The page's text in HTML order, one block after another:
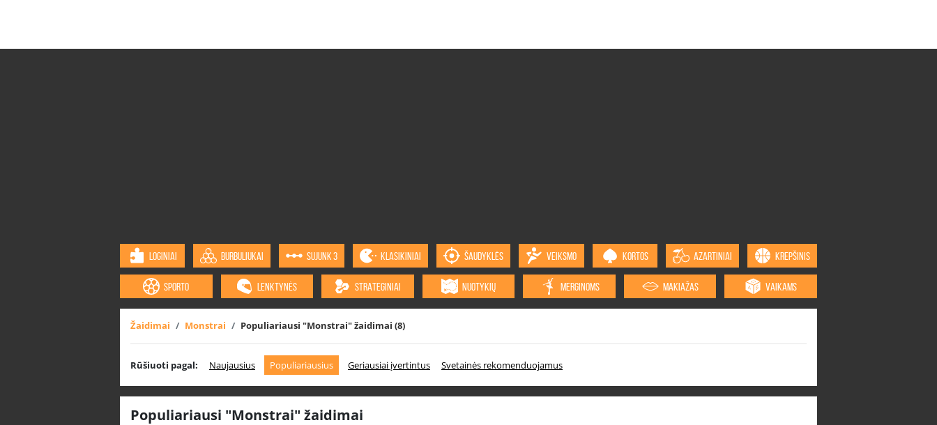
LOGINIAI BURBULIUKAI SUJUNK 3 KLASIKINIAI ŠAUDYKLĖS VEIKSMO KORTOS AZARTINIAI KREPŠINIS
SPORTO LENKTYNĖS STRATEGINIAI NUOTYKIŲ MERGINOMS MAKIAŽAS VAIKAMS
Žaidimai Monstrai Populiariausi "Monstrai" žaidimai (8)
Rūšiuoti pagal: Naujausius Populiariausius Geriausiai įvertintus Svetainės rekomenduojamus
Populiariausi "Monstrai" žaidimai